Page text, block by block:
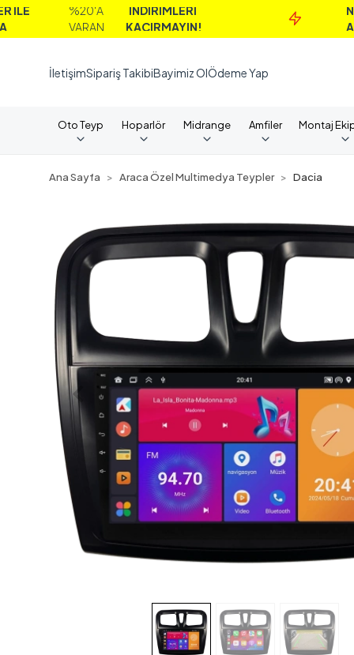
%20'A
İNDİRİMLERİ
KAÇIRMAYIN!
NAKİT
İletişimSipariş TakibiBayimiz OlÖdeme Yap
Oto Teyp Hoparlör Midrange Amfiler Montaj
Ana Sayfa Araca Özel Multimedya Teypler Dacia